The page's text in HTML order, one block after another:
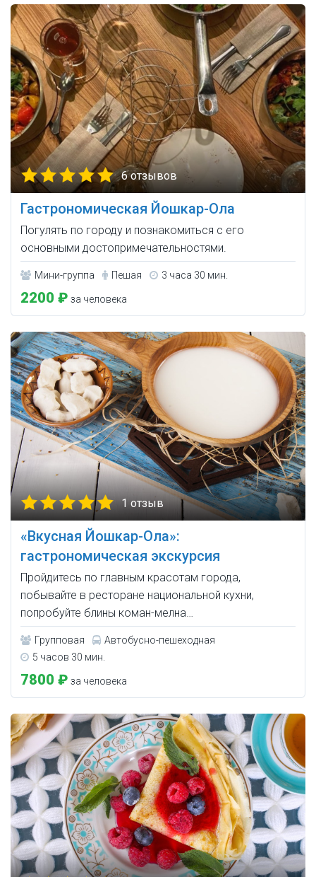
6 отзывов
Гастрономическая Йошкар-Ола
Погулять по городу и познакомиться с его
основными достопримечательностями.
Мини-группа Пешая 3 часа 30 мин.
2200 ₽ за человека
1 отзыв
«Вкусная Йошкар-Ола»:
гастрономическая экскурсия
Пройдитесь по главным красотам города,
побывайте в ресторане национальной кухни,
попробуйте блины коман-мелна…
Групповая
Автобусно-пешеходная
5 часов 30 мин.
7800 ₽ за человека